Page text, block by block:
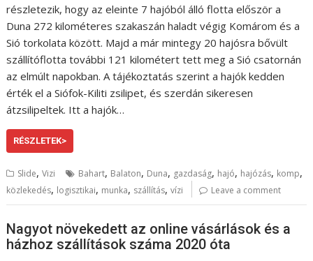
részletezik, hogy az eleinte 7 hajóból álló flotta először a
Duna 272 kilométeres szakaszán haladt végig Komárom és a
Sió torkolata között. Majd a már mintegy 20 hajósra bővült
szállítóflotta további 121 kilométert tett meg a Sió csatornán
az elmúlt napokban. A tájékoztatás szerint a hajók kedden
érték el a Siófok-Kiliti zsilipet, és szerdán sikeresen
átzsilipeltek. Itt a hajók…
RÉSZLETEK>
Slide,Vizi Bahart, Balaton, Duna, gazdaság, hajó, hajózás, komp,
közlekedés, logisztikai, munka, szállítás,vízi Leave a comment
Nagyot növekedett az online vásárlások és a
házhoz szállítások száma 2020 óta